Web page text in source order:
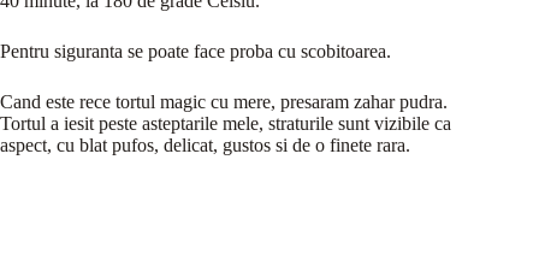
Pentru siguranta se poate face proba cu scobitoarea.
Cand este rece tortul magic cu mere, presaram zahar pudra.
Tortul a iesit peste asteptarile mele, straturile sunt vizibile ca
aspect, cu blat pufos, delicat, gustos si de o finete rara.